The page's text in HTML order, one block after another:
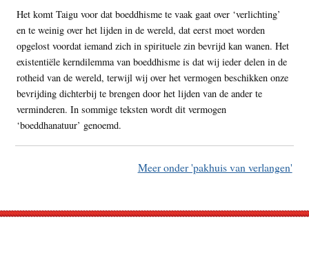
Het komt Taigu voor dat boeddhisme te vaak gaat over ‘verlichting’
en te weinig over het lijden in de wereld, dat eerst moet worden
opgelost voordat iemand zich in spirituele zin bevrijd kan wanen. Het
existentiële kerndilemma van boeddhisme is dat wij ieder delen in de
rotheid van de wereld, terwijl wij over het vermogen beschikken onze
bevrijding dichterbij te brengen door het lijden van de ander te
verminderen. In sommige teksten wordt dit vermogen
‘boeddhanatuur’ genoemd.
Meer onder 'pakhuis van verlangen'